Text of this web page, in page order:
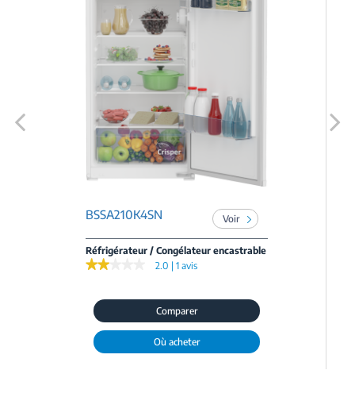
BSSA210K4SN Voir
Réfrigérateur / Congélateur encastrable
★★★★★
★★★★★ 2.0 | 1 avis
Comparer
Où acheter